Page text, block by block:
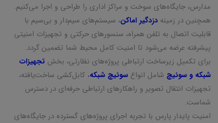
مدارس، جایگاه‌های سوخت و مراکز اداری را طراحی و اجرا می‌کنیم.
همچنین در زمینه دزدگیر اماکن، سیستم‌های سیم‌دار و بی‌سیم با
قابلیت اتصال به تلفن همراه، سنسورهای حرکتی و تجهیزات امنیتی
پیشرفته عرضه می‌شود تا امنیت کامل محیط شما تضمین گردد.
برای تکمیل زیرساخت ارتباطی پروژه‌های نظارتی، بخش تجهیزات
شبکه و سوئیچ شامل انواع سوئیچ شبکه، کابل‌کشی ساخت‌یافته،
تجهیزات انتقال تصویر و راهکارهای ارتباطی حرفه‌ای در دسترس
شماست.
امنیت پایدار پارس با تجربه اجرای پروژه‌های گسترده در جایگاه‌های